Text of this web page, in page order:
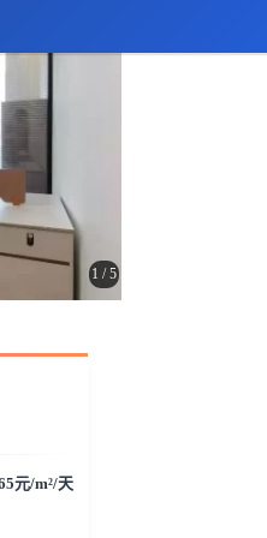
1 /5
元/m²/天